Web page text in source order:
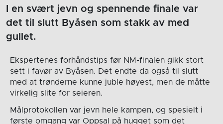
I en svært jevn og spennende finale var
det til slutt Byåsen som stakk av med
gullet.
Ekspertenes forhåndstips før NM-finalen gikk stort
sett i favør av Byåsen. Det endte da også til slutt
med at trønderne kunne juble høyest, men de måtte
virkelig slite for seieren.
Målprotokollen var jevn hele kampen, og spesielt i
første omgang var Oppsal på hugget som det